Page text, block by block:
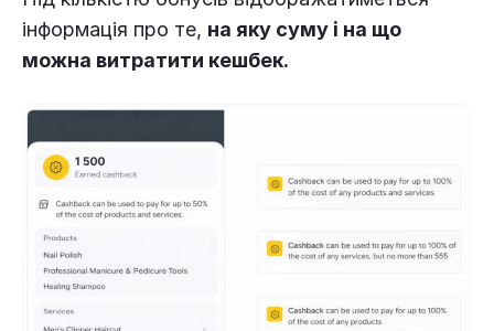
інформація про те, на яку суму і на що
можна витратити кешбек.